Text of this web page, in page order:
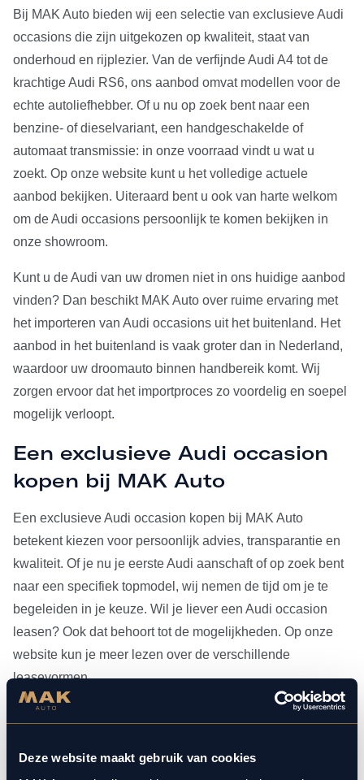
Deze website maakt gebruik van cookies
Bij MAK Auto bieden wij een selectie van exclusieve Audi
occasions die zijn uitgekozen op kwaliteit, staat van
onderhoud en rijplezier. Van de verfijnde Audi A4 tot de
krachtige Audi RS6, ons aanbod omvat modellen voor de
echte autoliefhebber. Of u nu op zoek bent naar een
benzine- of dieselvariant, een handgeschakelde of
automaat transmissie: in onze voorraad vindt u wat u
zoekt. Op onze website kunt u het volledige actuele
aanbod bekijken. Uiteraard bent u ook van harte welkom
om de Audi occasions persoonlijk te komen bekijken in
onze showroom.
Kunt u de Audi van uw dromen niet in ons huidige aanbod
vinden? Dan beschikt MAK Auto over ruime ervaring met
het importeren van Audi occasions uit het buitenland. Het
aanbod in het buitenland is vaak groter dan in Nederland,
waardoor uw droomauto binnen handbereik komt. Wij
zorgen ervoor dat het importproces zo voordelig en soepel
mogelijk verloopt.
Een exclusieve Audi occasion
kopen bij MAK Auto
Een exclusieve Audi occasion kopen bij MAK Auto
betekent kiezen voor persoonlijk advies, transparantie en
kwaliteit. Of je nu je eerste Audi aanschaft of op zoek bent
naar een specifiek topmodel, wij nemen de tijd om je te
begeleiden in je keuze. Wil je liever een Audi occasion
leasen? Ook dat behoort tot de mogelijkheden. Op onze
website kun je meer lezen over de verschillende
leasevormen.
Heb je je Audi occasion eenmaal gevonden, dan kun je
aangesloten bij Bosch Car Service, beschikken onze